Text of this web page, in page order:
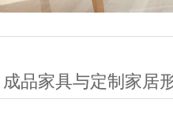
品家具与定制家居